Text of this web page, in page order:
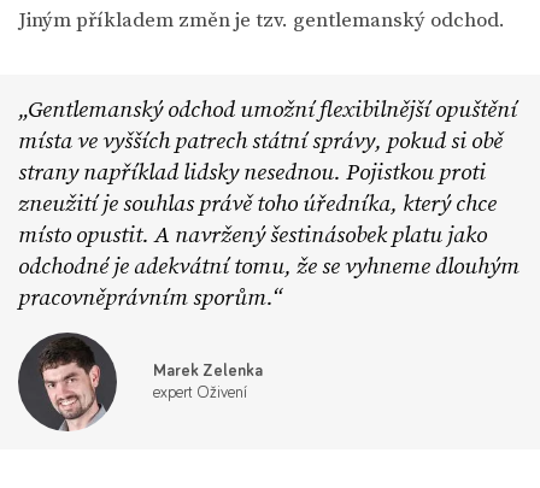
Jiným příkladem změn je tzv. gentlemanský odchod.
Gentlemanský odchod umožní flexibilnější opuštění
místa ve vyšších patrech státní správy, pokud si obě
strany například lidsky nesednou. Pojistkou proti
zneužití je souhlas právě toho úředníka, který chce
místo opustit. A navržený šestinásobek platu jako
odchodné je adekvátní tomu, že se vyhneme dlouhým
pracovněprávním sporům.
Marek Zelenka
expert Oživení